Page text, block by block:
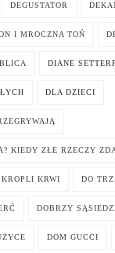
DEGUSTATOR
I MROCZNA TOŃ
DIANE
DLA DZIECI
KIEDY ZŁE RZECZY
KROPLI KRWI DO
DOBRZY
DOM GUCCI